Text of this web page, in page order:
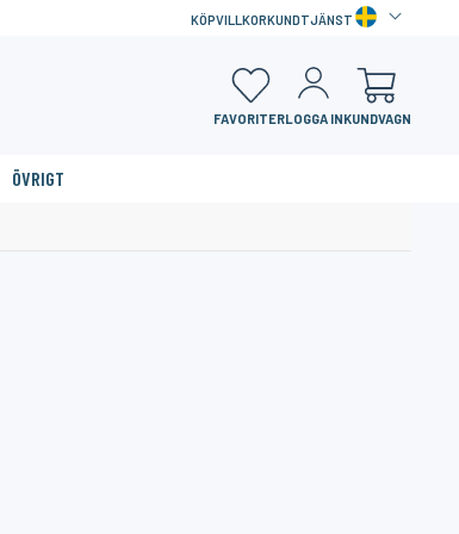
KÖPVILLKORKUNDTJÄNST
FAVORITERLOGGA INKUNDVAGN
ÖVRIGT